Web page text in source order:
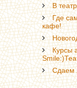
В
Где
кафе!
Курсы
Сдаем